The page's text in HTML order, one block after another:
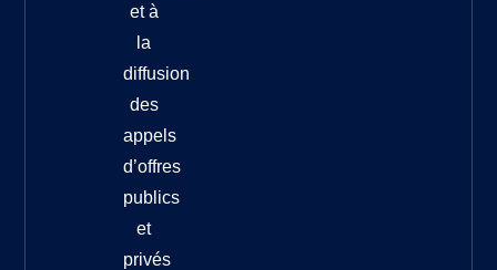
et à
la
diffusion
des
appels
d’offres
publics
et
privés